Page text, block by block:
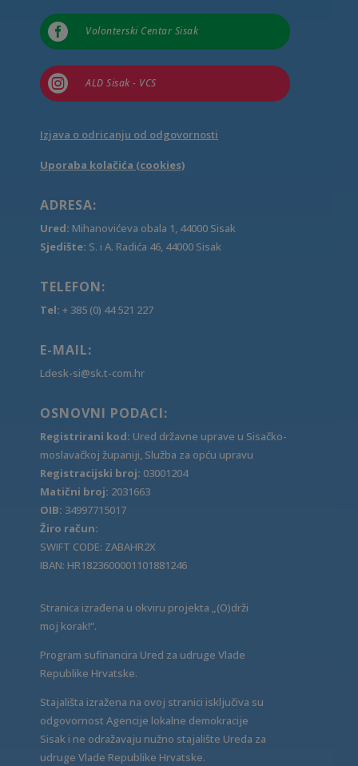
 Volonterski Centar Sisak
 ALD Sisak - VCS
Izjava o odricanju od odgovornosti
Uporaba kolačića (cookies)
ADRESA:
Ured: Mihanovićeva obala 1, 44000 Sisak
Sjedište: S. i A. Radića 46, 44000 Sisak
TELEFON:
Tel: + 385 (0) 44 521 227
E-MAIL:
Ldesk-si@sk.t-com.hr
OSNOVNI PODACI:
Registrirani kod: Ured državne uprave u Sisačko-
moslavačkoj županiji, Služba za opću upravu
Registracijski broj: 03001204
Matični broj: 2031663
OIB: 34997715017
Žiro račun:
SWIFT CODE: ZABAHR2X
IBAN: HR1823600001101881246
Stranica izrađena u okviru projekta „(O)drži
moj korak!“.
Program sufinancira Ured za udruge Vlade
Republike Hrvatske.
Stajališta izražena na ovoj stranici isključiva su
odgovornost Agencije lokalne demokracije
Sisak i ne odražavaju nužno stajalište Ureda za
udruge Vlade Republike Hrvatske.